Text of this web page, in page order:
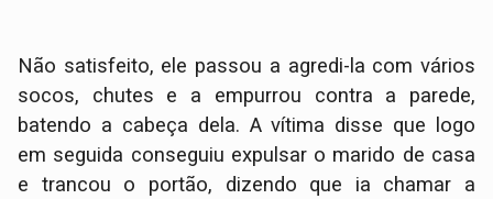
Não satisfeito, ele passou a agredi-la com vários
socos, chutes e a empurrou contra a parede,
batendo a cabeça dela. A vítima disse que logo
em seguida conseguiu expulsar o marido de casa
e trancou o portão, dizendo que ia chamar a